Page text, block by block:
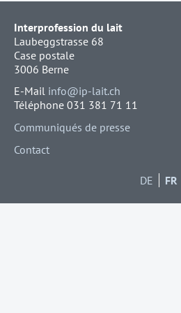
Interprofession du lait
Laubeggstrasse 68
Case postale
3006 Berne
E-Mail info@ip-lait.ch
Téléphone 031 381 71 11
Communiqués de presse
Contact
DE FR